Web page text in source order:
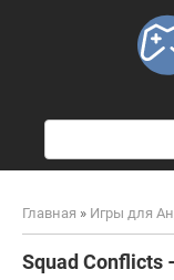
Главная » Игры для
Squad Conflicts